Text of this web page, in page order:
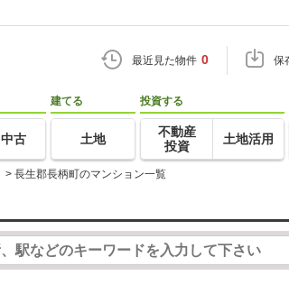
最近見た物件 0 保
中古
建てる
土地
投資する
不動産
投資
土地活用
> 長生郡長柄町のマンション一覧